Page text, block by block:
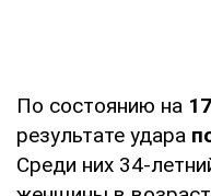
По состоянию на
результате удара
Среди них 34-